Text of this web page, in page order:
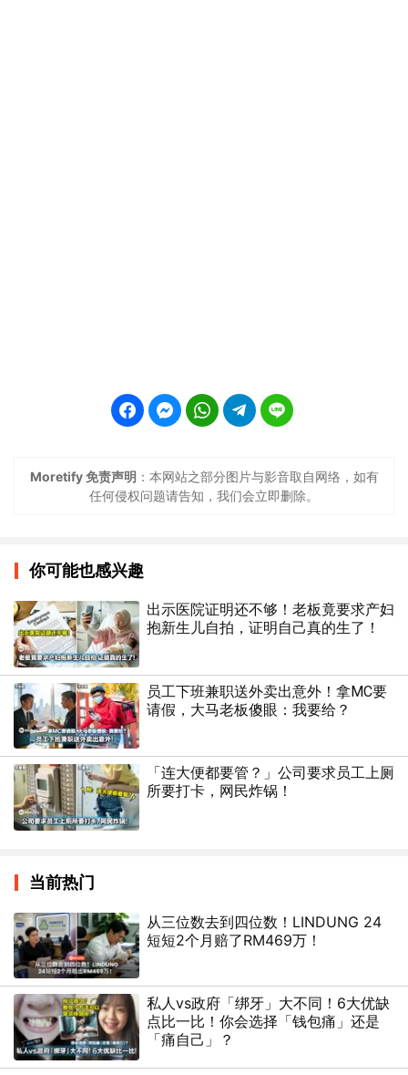
Moretify 免责声明 ：本网站之部分图片与影音取自网络，如有
任何侵权问题请告知，我们会立即删除。
你可能也感兴趣
出示医院证明还不够！老板竟要求产妇
抱新生儿自拍，证明自己真的生了！
员工下班兼职送外卖出意外！拿MC要
请假，大马老板傻眼：我要给？
「连大便都要管？」公司要求员工上厕
所要打卡，网民炸锅！
当前热门
从三位数去到四位数！LINDUNG 24
短短2个月赔了RM469万！
私人vs政府「绑牙」大不同！6大优缺
点比一比！你会选择「钱包痛」还是
「痛自己」？